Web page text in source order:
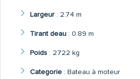
Largeur: 2.74 m
Tirant deau: 0.89 m
Poids: 2722 kg
Categorie: Bateau à moteur